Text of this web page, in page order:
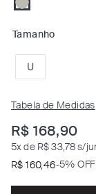
Tamanho
U
Tabela de Medidas
R$ 168,90
5x de R$ 33,78 s/
R$ 160,46-5%